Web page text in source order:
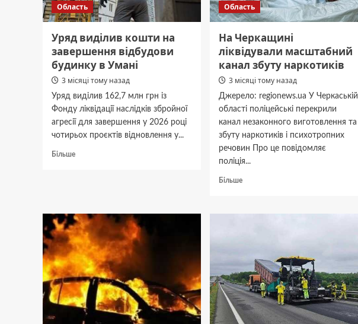
Область
Уряд виділив кошти на
завершення відбудови
будинку в Умані
3 місяці тому назад
Уряд виділив 162,7 млн грн із
Фонду ліквідації наслідків збройної
агресії для завершення у 2026 році
чотирьох проєктів відновлення у...
БільшеДокладніше
завершення
відбудови
будинку
в
Умані
Область
На Черкащині
ліквідували масштабний
канал збуту наркотиків
3 місяці тому назад
Джерело: regionews.ua У Черкаській
області поліцейські перекрили
канал незаконного виготовлення та
збуту наркотиків і психотропних
речовин Про це повідомляє
поліція...
БільшеДокладніше
Черкащині
збуту
наркотиків